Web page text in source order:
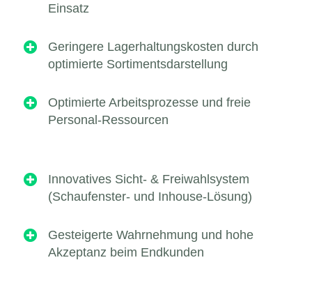
Einsatz

Geringere Lagerhaltungskosten durch
optimierte Sortimentsdarstellung

Optimierte Arbeitsprozesse und freie
Personal-Ressourcen

Innovatives Sicht- & Freiwahlsystem
(Schaufenster- und Inhouse-Lösung)

Gesteigerte Wahrnehmung und hohe
Akzeptanz beim Endkunden